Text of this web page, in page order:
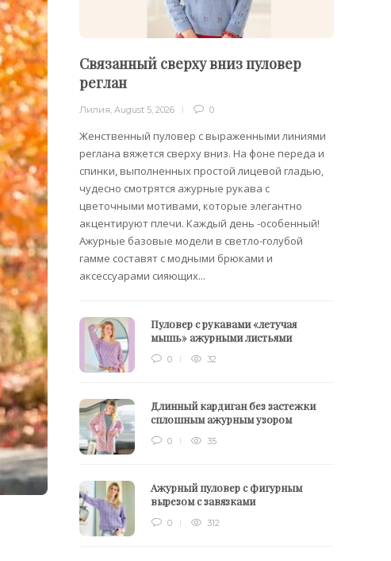
Связанный сверху вниз пуловер
реглан
Лилия ,August 5, 2026 0
Женственный пуловер с выраженными линиями
реглана вяжется сверху вниз. На фоне переда и
спинки, выполненных простой лицевой гладью,
чудесно смотрятся ажурные рукава с
цветочными мотивами, которые элегантно
акцентируют плечи. Каждый день -особенный!
Ажурные базовые модели в светло-голубой
гамме составят с модными брюками и
аксессуарами сияющих...
Пуловер с рукавами «летучая
мышь» ажурными листьями
0 32
Длинный кардиган без застежки
сплошным ажурным узором
0 35
Ажурный пуловер с фигурным
вырезом с завязками
0 312